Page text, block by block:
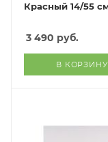
Красный 14/55
3 490 руб.
В КОРЗИНУ